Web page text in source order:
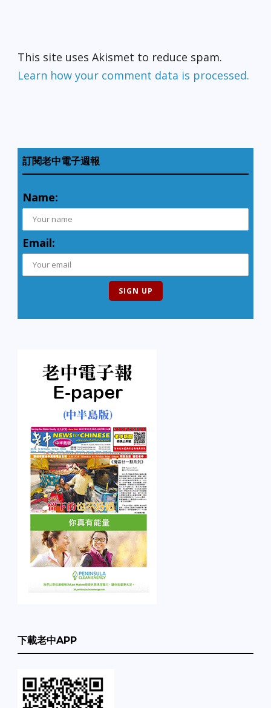
This site uses Akismet to reduce spam.
Learn how your comment data is processed.
訂閱老中電子週報
Name:
Email:
下載老中APP